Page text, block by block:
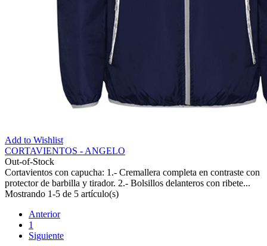
Add to Wishlist
CORTAVIENTOS - ANGELO
Out-of-Stock
Cortavientos con capucha: 1.- Cremallera completa en contraste con
protector de barbilla y tirador. 2.- Bolsillos delanteros con ribete...
Mostrando 1-5 de 5 artículo(s)
Anterior
1
Siguiente